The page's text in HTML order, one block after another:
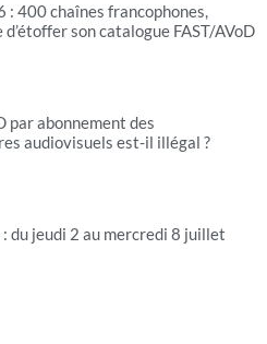
: 400 chaînes francophones,
son catalogue FAST/AVoD
par abonnement des
audiovisuels est-il illégal ?
du jeudi 2 au mercredi 8 juillet